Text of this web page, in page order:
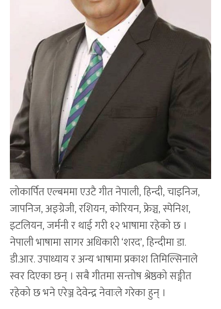
लोकार्पित एल्बममा एउटै गीत नेपाली, हिन्दी, चाइनिज,
जापनिज, अङ्ग्रेजी, रशियन, कोरियन, फ्रेञ्च, स्पेनिश,
इटलियन, जर्मनी र थाई गरी १२ भाषामा रहेको छ ।
नेपाली भाषामा सागर अधिकारी ‘शरद’, हिन्दीमा डा.
डी.आर. उपाध्याय र अन्य भाषामा प्रकाश तिमिल्सिनाले
स्वर दिएका छन् । सबै गीतमा सन्तोष श्रेष्ठको सङ्गीत
रहेको छ भने एरेञ्ज देवेन्द्र नेवाःले गरेका हुन् ।